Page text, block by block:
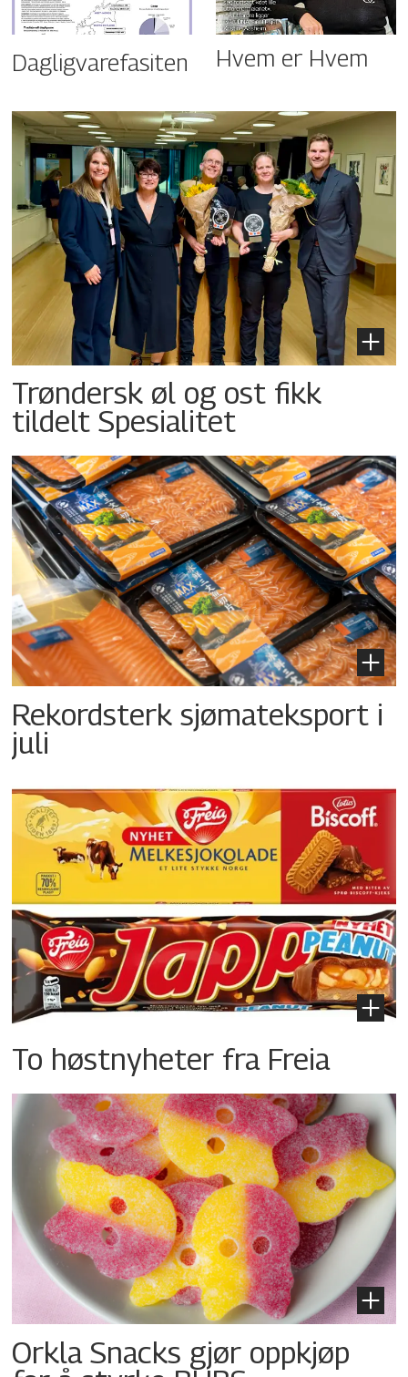
Dagligvarefasiten Hvem er Hvem
Trøndersk øl og ost fikk
tildelt Spesialitet
Rekordsterk sjømateksport i
juli
To høstnyheter fra Freia
Orkla Snacks gjør oppkjøp